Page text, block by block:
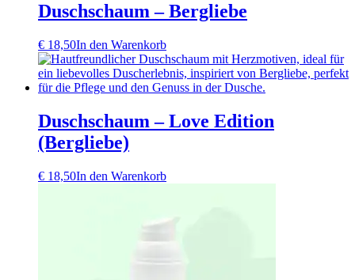
Duschschaum – Bergliebe
€ 18,50In den Warenkorb
Duschschaum – Love Edition
(Bergliebe)
€ 18,50In den Warenkorb